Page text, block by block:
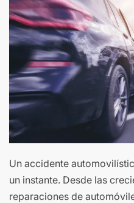
Un accidente
un instante. Desde las
reparaciones de